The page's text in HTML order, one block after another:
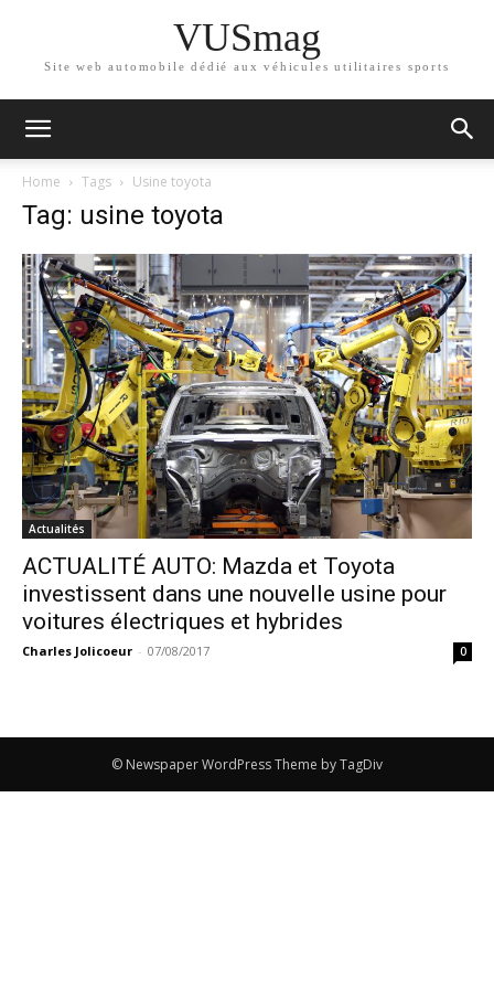
VUSmag
Site web automobile dédié aux véhicules utilitaires sports
Home Tags Usine toyota
Tag: usine toyota
Actualités
ACTUALITÉ AUTO: Mazda et Toyota
investissent dans une nouvelle usine pour
voitures électriques et hybrides
Charles Jolicoeur - 07/08/2017 0
© Newspaper WordPress Theme by TagDiv